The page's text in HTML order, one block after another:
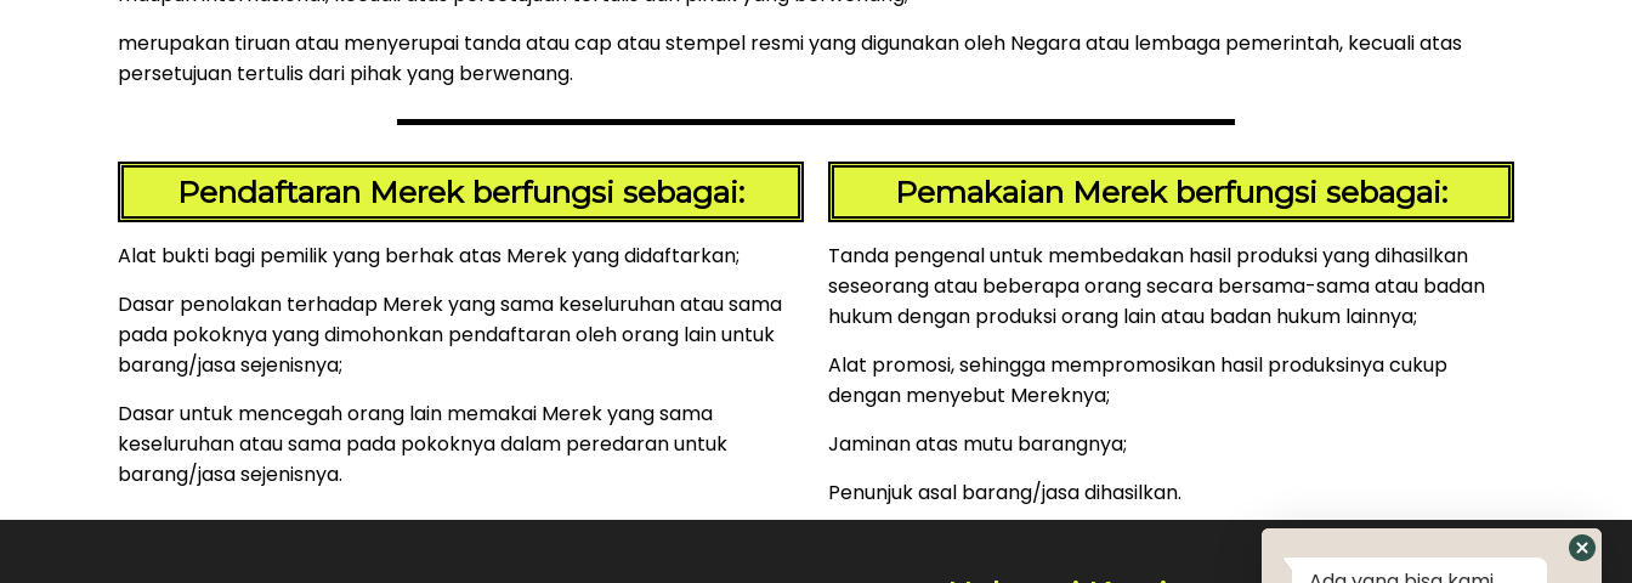
merupakan tiruan atau menyerupai tanda atau cap atau stempel resmi yang digunakan oleh Negara atau lembaga pemerintah, kecuali atas
persetujuan tertulis dari pihak yang berwenang.
Pendaftaran Merek berfungsi sebagai:
Alat bukti bagi pemilik yang berhak atas Merek yang didaftarkan;
Dasar penolakan terhadap Merek yang sama keseluruhan atau sama
pada pokoknya yang dimohonkan pendaftaran oleh orang lain untuk
barang/jasa sejenisnya;
Dasar untuk mencegah orang lain memakai Merek yang sama
keseluruhan atau sama pada pokoknya dalam peredaran untuk
barang/jasa sejenisnya.
Pemakaian Merek berfungsi sebagai:
Tanda pengenal untuk membedakan hasil produksi yang dihasilkan
seseorang atau beberapa orang secara bersama-sama atau badan
hukum dengan produksi orang lain atau badan hukum lainnya;
Alat promosi, sehingga mempromosikan hasil produksinya cukup
dengan menyebut Mereknya;
Jaminan atas mutu barangnya;
Penunjuk asal barang/jasa dihasilkan.